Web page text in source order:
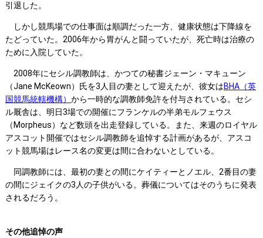
引退した。
しかし競馬場での仕事面は順調だった一方、健康状態は下降線を
たどっていた。2006年から胃がんと闘っていたが、死亡時は治療の
ために入院していた。
2008年にセシル調教師は、かつての秘書ジェーン・マキューン
（Jane McKeown）氏を3人目の妻として迎えたが、彼女はBHA（英
国競馬統轄機構） から一時的な調教師免許を付与されている。セシ
ル厩舎は、明日3場での開催にフランケルの半弟モルフェウス
（Morpheus）など数頭を出走登録している。また、来週のロイヤル
アスコット開催ではセシル調教師を追悼する計画があるが、アスコ
ット競馬場はレース名の変更は間に合わないとしている。
同調教師には、最初の妻との間にケイティーとノエル、2番目の妻
の間にジェイクの3人の子供がいる。葬儀についてはそのうちに発表
されるだろう。
その他追悼の声